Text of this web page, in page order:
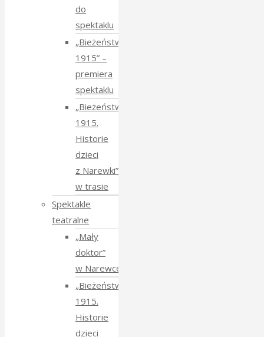
do
spektaklu
„Bieżeństwo
1915” –
premiera
spektaklu
„Bieżeństwo
1915.
Historie
dzieci
z Narewki”
w trasie
Spektakle
teatralne
„Mały
doktor”
w Narewce
„Bieżeństwo
1915.
Historie
dzieci